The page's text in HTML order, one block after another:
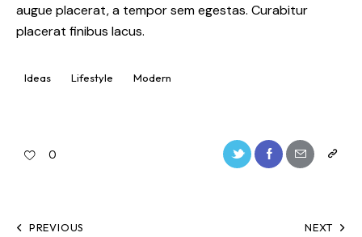
augue placerat, a tempor sem egestas. Curabitur
placerat finibus lacus.
Ideas Lifestyle Modern
0
PREVIOUS NEXT